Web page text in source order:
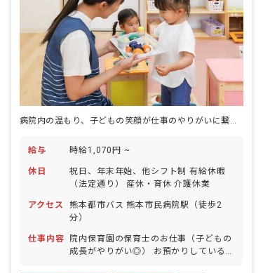
病院内の温もり、子どもの笑顔が仕事のやりがいに繋がる
給与 時給1,070円 ~
休日
祝日、年末年始、他シフト制 有給休暇
（法定通り） 産休・育休 介護休業
アクセス
熊本都市バス 熊本市民病院駅（徒歩2
分）
仕事内容
院内保育園の保育士のお仕事（子どもの
成長がやりがい◎） お預かりしている子